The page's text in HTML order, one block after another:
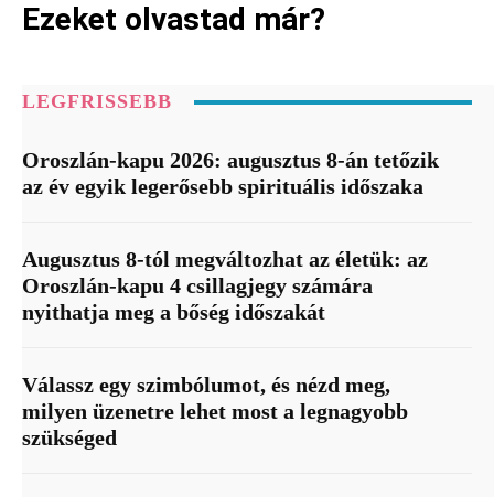
Ezeket olvastad már?
LEGFRISSEBB
Oroszlán-kapu 2026: augusztus 8-án tetőzik
az év egyik legerősebb spirituális időszaka
Augusztus 8-tól megváltozhat az életük: az
Oroszlán-kapu 4 csillagjegy számára
nyithatja meg a bőség időszakát
Válassz egy szimbólumot, és nézd meg,
milyen üzenetre lehet most a legnagyobb
szükséged